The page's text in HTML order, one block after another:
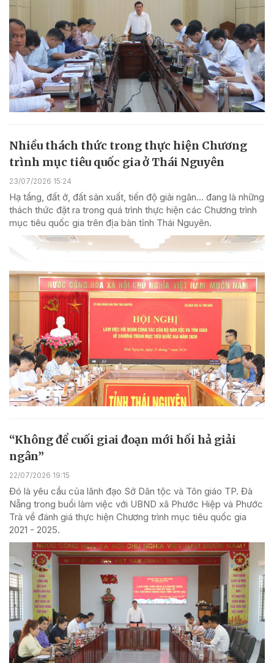
Nhiều thách thức trong thực hiện Chương
trình mục tiêu quốc gia ở Thái Nguyên
23/07/2026 15:24
Hạ tầng, đất ở, đất sản xuất, tiến độ giải ngân… đang là những
thách thức đặt ra trong quá trình thực hiện các Chương trình
mục tiêu quốc gia trên địa bàn tỉnh Thái Nguyên.
“Không để cuối giai đoạn mới hối hả giải
ngân”
22/07/2026 19:15
Đó là yêu cầu của lãnh đạo Sở Dân tộc và Tôn giáo TP. Đà
Nẵng trong buổi làm việc với UBND xã Phước Hiệp và Phước
Trà về đánh giá thực hiện Chương trình mục tiêu quốc gia
2021 - 2025.